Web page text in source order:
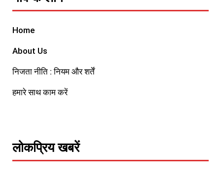
Home
About Us
निजता नीति : नियम और शर्तें
हमारे साथ काम करें
लोकप्रिय खबरें